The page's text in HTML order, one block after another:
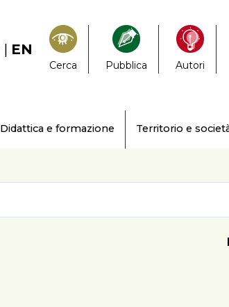
| EN
Cerca Pubblica Autori
Didattica e formazione Territorio e